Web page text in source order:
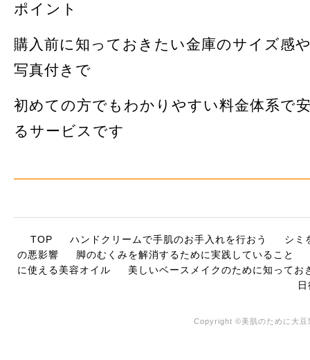
ポイント
購入前に知っておきたい金庫のサイズ感
写真付きで
初めての方でもわかりやすい料金体系で
るサービスです
TOP ハンドクリームで手肌のお手入れを行おう
シミ
の悪影響
脚のむくみを解消するために実践していること
に使える美容オイル
美しいベースメイクのために知ってお
Copyright ©美肌のために大